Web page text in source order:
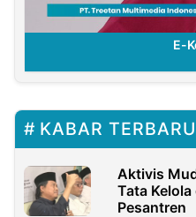
E-
KABAR TERBARU
Aktivis
Tata
Pesantren